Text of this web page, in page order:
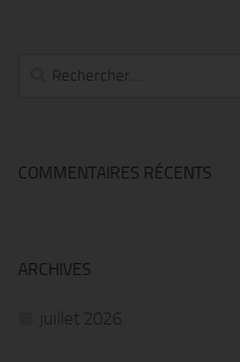
Rechercher :
COMMENTAIRES RÉCENTS
ARCHIVES
juillet 2026